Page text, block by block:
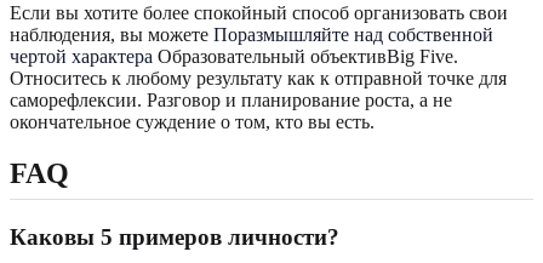
Если вы хотите более спокойный способ организовать свои
наблюдения, вы можете Поразмышляйте над собственной
чертой характера Образовательный объективBig Five.
Относитесь к любому результату как к отправной точке для
саморефлексии. Разговор и планирование роста, а не
окончательное суждение о том, кто вы есть.
FAQ
Каковы 5 примеров личности?